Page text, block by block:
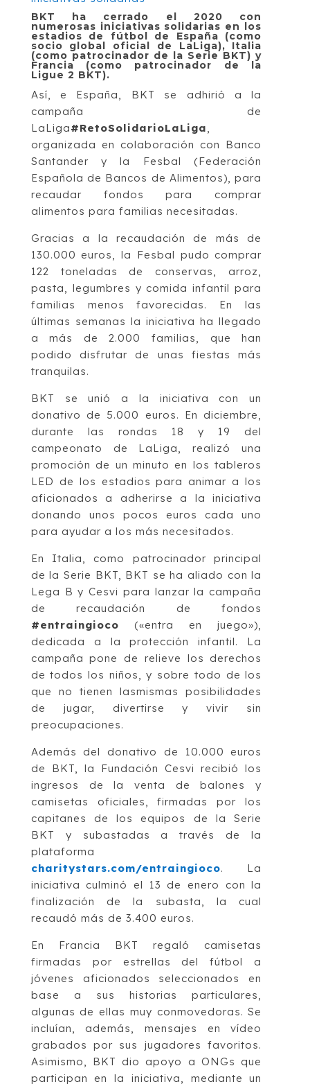
BKT ha cerrado el 2020 con
numerosas iniciativas solidarias en los
estadios de fútbol de España (como
socio global oficial de LaLiga), Italia
(como patrocinador de la Serie BKT) y
Francia (como patrocinador de la
Ligue 2 BKT).
Así, e España, BKT se adhirió a la
campaña de
LaLiga#RetoSolidarioLaLiga
organizada en colaboración con Banco
Santander y la Fesbal (Federación
Española de Bancos de Alimentos), para
recaudar fondos para comprar
alimentos para familias necesitadas.
Gracias a la recaudación de más de
130.000 euros, la Fesbal pudo comprar
122 toneladas de conservas, arroz,
pasta, legumbres y comida infantil para
familias menos favorecidas. En las
últimas semanas la iniciativa ha llegado
a más de 2.000 familias, que han
podido disfrutar de unas fiestas más
tranquilas.
BKT se unió a la iniciativa con un
donativo de 5.000 euros. En diciembre,
durante las rondas 18 y 19 del
campeonato de LaLiga, realizó una
promoción de un minuto en los tableros
LED de los estadios para animar a los
aficionados a adherirse a la iniciativa
donando unos pocos euros cada uno
para ayudar a los más necesitados.
En Italia, como patrocinador principal
de la Serie BKT, BKT se ha aliado con la
Lega B y Cesvi para lanzar la campaña
de recaudación de fondos
#entraingioco («entra en juego»),
dedicada a la protección infantil. La
campaña pone de relieve los derechos
de todos los niños, y sobre todo de los
que no tienen lasmismas posibilidades
de jugar, divertirse y vivir sin
preocupaciones.
Además del donativo de 10.000 euros
de BKT, la Fundación Cesvi recibió los
ingresos de la venta de balones y
camisetas oficiales, firmadas por los
capitanes de los equipos de la Serie
BKT y subastadas a través de la
plataforma
charitystars.com/entraingioco. La
iniciativa culminó el 13 de enero con la
finalización de la subasta, la cual
recaudó más de 3.400 euros.
En Francia BKT regaló camisetas
firmadas por estrellas del fútbol a
jóvenes aficionados seleccionados en
base a sus historias particulares,
algunas de ellas muy conmovedoras. Se
incluían, además, mensajes en vídeo
grabados por sus jugadores favoritos.
Asimismo, BKT dio apoyo a ONGs que
participan en la iniciativa, mediante un